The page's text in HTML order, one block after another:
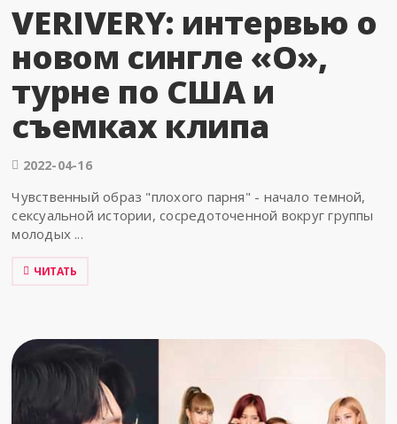
VERIVERY: интервью о
новом сингле «O»,
турне по США и
съемках клипа
2022-04-16
Чувственный образ "плохого парня" - начало темной,
сексуальной истории, сосредоточенной вокруг группы
молодых ...
ЧИТАТЬ